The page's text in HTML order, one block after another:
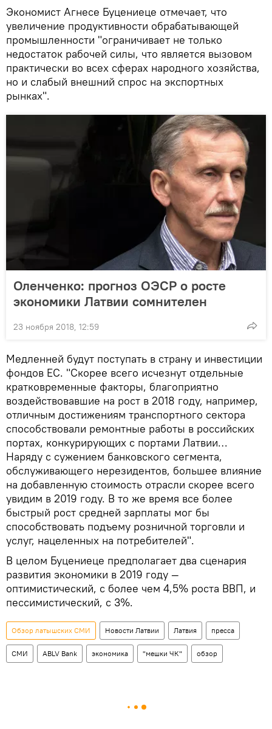
Экономист Агнесе Буцениеце отмечает, что
увеличение продуктивности обрабатывающей
промышленности "ограничивает не только
недостаток рабочей силы, что является вызовом
практически во всех сферах народного хозяйства,
но и слабый внешний спрос на экспортных
рынках".
Оленченко: прогноз ОЭСР о росте
экономики Латвии сомнителен
23 ноября 2018, 12:59
Медленней будут поступать в страну и инвестиции
фондов ЕС. "Скорее всего исчезнут отдельные
кратковременные факторы, благоприятно
воздействовавшие на рост в 2018 году, например,
отличным достижениям транспортного сектора
способствовали ремонтные работы в российских
портах, конкурирующих с портами Латвии…
Наряду с сужением банковского сегмента,
обслуживающего нерезидентов, большее влияние
на добавленную стоимость отрасли скорее всего
увидим в 2019 году. В то же время все более
быстрый рост средней зарплаты мог бы
способствовать подъему розничной торговли и
услуг, нацеленных на потребителей".
В целом Буцениеце предполагает два сценария
развития экономики в 2019 году —
оптимистический, с более чем 4,5% роста ВВП, и
пессимистический, с 3%.
Обзор латышских СМИ Новости Латвии Латвия пресса
СМИ ABLV Bank экономика "мешки ЧК" обзор